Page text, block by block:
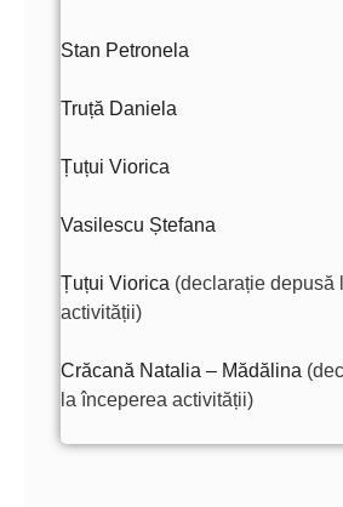
Stan Petronela
Truță Daniela
Țuțui Viorica
Vasilescu Ștefana
Țuțui Viorica (declarație depusă
activității)
Crăcană Natalia – Mădălina
la începerea activității)